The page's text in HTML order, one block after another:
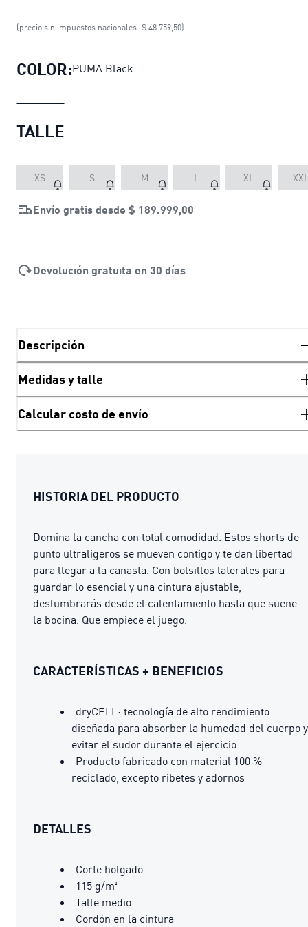
Shorts de basketball Cherry on Top
(precio sin impuestos nacionales: $ 48.759,50)
COLOR:PUMA Black
TALLE
XS S M L XL
Envío gratis desde $ 189.999,00
Devolución gratuita en 30 días
Descripción
Medidas y talle
Calcular costo de envío
HISTORIA DEL PRODUCTO
Domina la cancha con total comodidad. Estos shorts de
punto ultraligeros se mueven contigo y te dan libertad
para llegar a la canasta. Con bolsillos laterales para
guardar lo esencial y una cintura ajustable,
deslumbrarás desde el calentamiento hasta que suene
la bocina. Que empiece el juego.
CARACTERÍSTICAS + BENEFICIOS
dryCELL: tecnología de alto rendimiento
diseñada para absorber la humedad del cuerpo y
evitar el sudor durante el ejercicio
Producto fabricado con material 100 %
reciclado, excepto ribetes y adornos
DETALLES
Corte holgado
115 g/m²
Talle medio
Cordón en la cintura